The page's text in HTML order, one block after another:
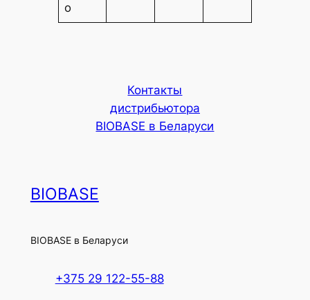
о
Контакты
дистрибьютора
BIOBASE в Беларуси
BIOBASE
BIOBASE в Беларуси
+375 29 122-55-88